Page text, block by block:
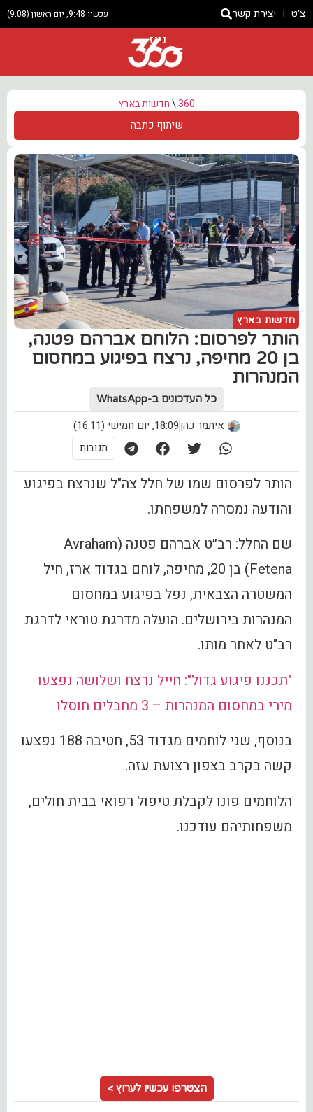
צ'ט יצירת קשר עכשיו 9:48, יום ראשון (9.08)
ניוז
360
\חדשות בארץ
שיתוף כתבה
חדשות בארץ
הותר לפרסום: הלוחם אברהם פטנה,
בן 20 מחיפה, נרצח בפיגוע במחסום
המנהרות
כל העדכונים ב-WhatsApp
איתמר כהן18:09, יום חמישי (16.11)
תגובות
הותר לפרסום שמו של חלל צה"ל שנרצח בפיגוע
והודעה נמסרה למשפחתו.
שם החלל: רב״ט אברהם פטנה (Avraham
Fetena) בן 20, מחיפה, לוחם בגדוד ארז, חיל
המשטרה הצבאית, נפל בפיגוע במחסום
המנהרות בירושלים. הועלה מדרגת טוראי לדרגת
רב"ט לאחר מותו.
"תכננו פיגוע גדול": חייל נרצח ושלושה נפצעו
מירי במחסום המנהרות – 3 מחבלים חוסלו
בנוסף, שני לוחמים מגדוד 53, חטיבה 188 נפצעו
קשה בקרב בצפון רצועת עזה.
הלוחמים פונו לקבלת טיפול רפואי בבית חולים,
משפחותיהם עודכנו.
הצטרפו עכשיו לערוץ >